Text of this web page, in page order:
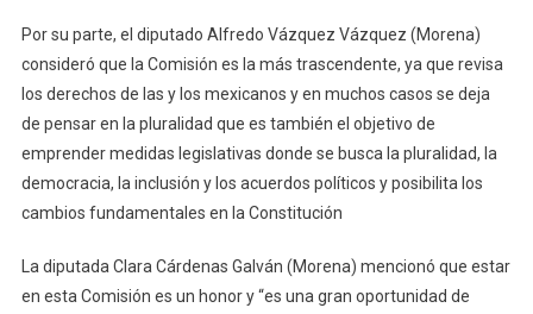
Por su parte, el diputado Alfredo Vázquez Vázquez (Morena)
consideró que la Comisión es la más trascendente, ya que revisa
los derechos de las y los mexicanos y en muchos casos se deja
de pensar en la pluralidad que es también el objetivo de
emprender medidas legislativas donde se busca la pluralidad, la
democracia, la inclusión y los acuerdos políticos y posibilita los
cambios fundamentales en la Constitución
La diputada Clara Cárdenas Galván (Morena) mencionó que estar
en esta Comisión es un honor y “es una gran oportunidad de